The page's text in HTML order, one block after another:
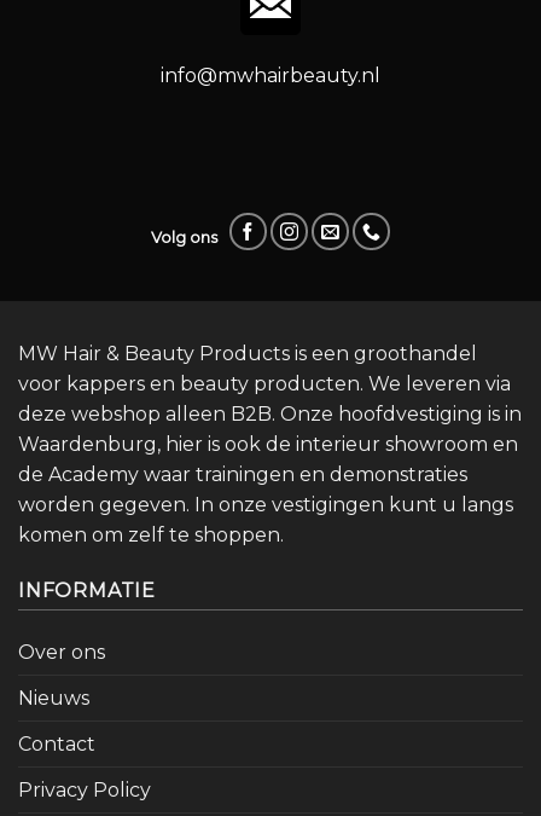
info@mwhairbeauty.nl
Volg ons
MW Hair & Beauty Products is een groothandel
voor kappers en beauty producten. We leveren via
deze webshop alleen B2B. Onze hoofdvestiging is in
Waardenburg, hier is ook de interieur showroom en
de Academy waar trainingen en demonstraties
worden gegeven. In onze vestigingen kunt u langs
komen om zelf te shoppen.
INFORMATIE
Over ons
Nieuws
Contact
Privacy Policy